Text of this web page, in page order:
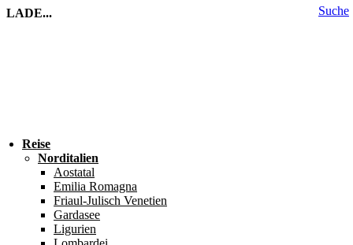
Suche
LADE...
Reise
Norditalien
Aostatal
Emilia Romagna
Friaul-Julisch Venetien
Gardasee
Ligurien